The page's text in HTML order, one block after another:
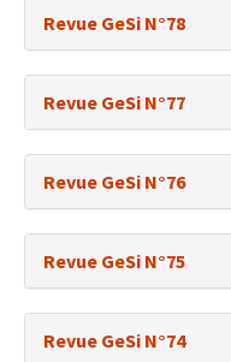
Revue GeSi N°78
Revue GeSi N°77
Revue GeSi N°76
Revue GeSi N°75
Revue GeSi N°74